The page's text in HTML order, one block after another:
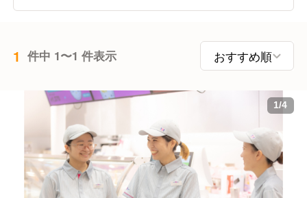
1 件中 1〜1 件表示
1/4